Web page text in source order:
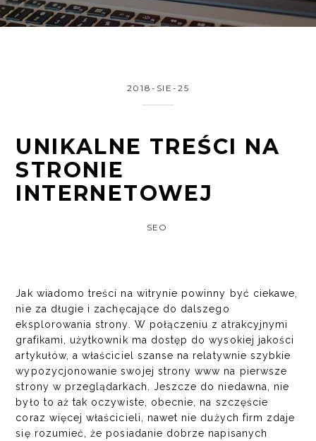
2018-SIE-25
UNIKALNE TREŚCI NA
STRONIE
INTERNETOWEJ
SEO
Jak wiadomo treści na witrynie powinny być ciekawe,
nie za długie i zachęcające do dalszego
eksplorowania strony. W połączeniu z atrakcyjnymi
grafikami, użytkownik ma dostęp do wysokiej jakości
artykułów, a właściciel szanse na relatywnie szybkie
wypozycjonowanie swojej strony www na pierwsze
strony w przeglądarkach. Jeszcze do niedawna, nie
było to aż tak oczywiste, obecnie, na szczęście
coraz więcej właścicieli, nawet nie dużych firm zdaje
się rozumieć, że posiadanie dobrze napisanych